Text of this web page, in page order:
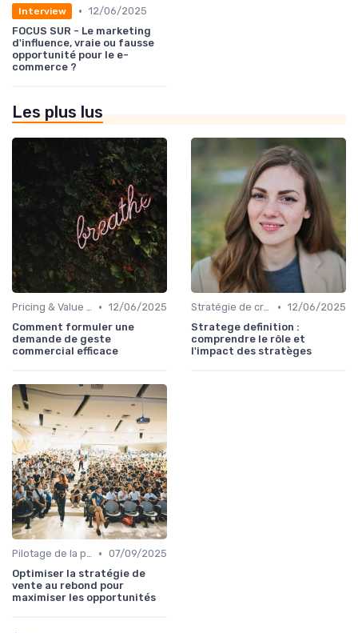
Interview • 12/06/2025
FOCUS SUR - Le marketing
d'influence, vraie ou fausse
opportunité pour le e-
commerce ?
Les plus lus
Pricing & Value Proposition • 12/06/2025
Comment formuler une
demande de geste
commercial efficace
Stratégie de croissance B2B • 12/06/2025
Stratege definition :
comprendre le rôle et
l'impact des stratèges
Pilotage de la performance commerciale • 07/09/2025
Optimiser la stratégie de
vente au rebond pour
maximiser les opportunités